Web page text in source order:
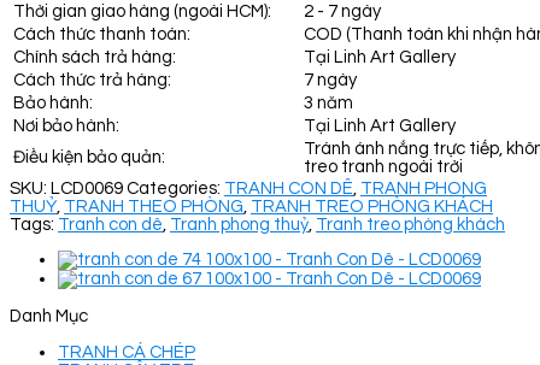
Thời gian giao hàng (ngoài HCM):
2 - 7 ngày
Cách thức thanh toán:
COD (Thanh toán khi nhận
Chính sách trả hàng:
Tại Linh Art Gallery
Cách thức trả hàng:
7 ngày
Bảo hành:
3 năm
Nơi bảo hành:
Tại Linh Art Gallery
Điều kiện bảo quản:
Tránh ánh nắng trực tiếp,
treo tranh ngoài trời
SKU: LCD0069 Categories: TRANH CON DÊ TRANH PHONG
THUỶ TRANH THEO PHÒNG TRANH TREO PHÒNG KHÁCH
Tags: Tranh con dê Tranh phong thuỷ Tranh treo phòng khách
Danh Mục
TRANH CÁ CHÉP